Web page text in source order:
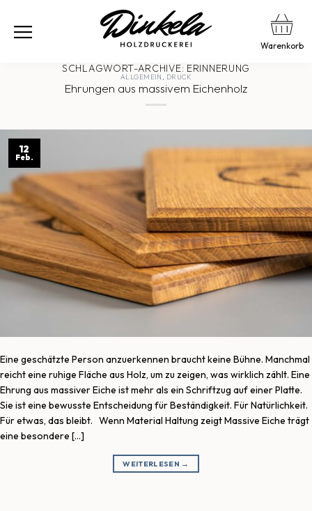
Warenkorb
SCHLAGWORT-ARCHIVE: ERINNERUNG
ALLGEMEIN , DRUCK
Ehrungen aus massivem Eichenholz
12
Feb.
Eine geschätzte Person anzuerkennen braucht keine Bühne. Manchmal
reicht eine ruhige Fläche aus Holz, um zu zeigen, was wirklich zählt. Eine
Ehrung aus massiver Eiche ist mehr als ein Schriftzug auf einer Platte.
Sie ist eine bewusste Entscheidung für Beständigkeit. Für Natürlichkeit.
Für etwas, das bleibt. Wenn Material Haltung zeigt Massive Eiche trägt
eine besondere […]
WEITERLESEN →